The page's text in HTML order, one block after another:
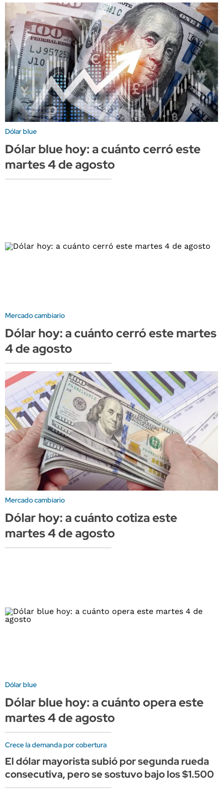
Dólar blue
Dólar blue hoy: a cuánto cerró este
martes 4 de agosto
Mercado cambiario
Dólar hoy: a cuánto cerró este martes
4 de agosto
Mercado cambiario
Dólar hoy: a cuánto cotiza este
martes 4 de agosto
Dólar blue
Dólar blue hoy: a cuánto opera este
martes 4 de agosto
Crece la demanda por cobertura
El dólar mayorista subió por segunda rueda
consecutiva, pero se sostuvo bajo los $1.500